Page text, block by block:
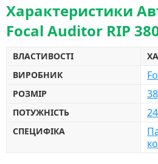
Характеристики
Focal Auditor RIP
ВЛАСТИВОСТІ
ВИРОБНИК
РОЗМІР
ПОТУЖНІСТЬ
СПЕЦИФІКА